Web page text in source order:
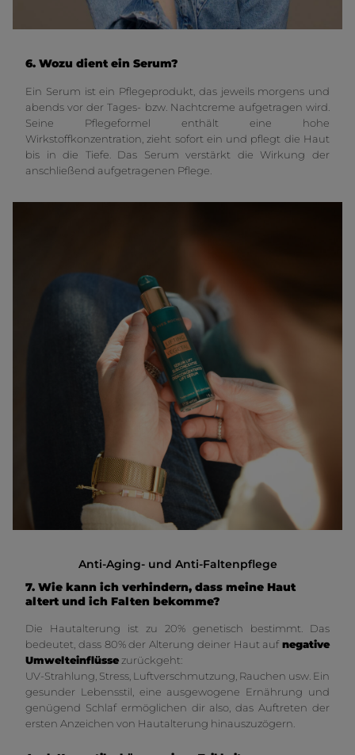
6. Wozu dient ein Serum?
Ein Serum ist ein Pflegeprodukt, das jeweils morgens und
abends vor der Tages- bzw. Nachtcreme aufgetragen wird.
Seine Pflegeformel enthält eine hohe
Wirkstoffkonzentration, zieht sofort ein und pflegt die Haut
bis in die Tiefe. Das Serum verstärkt die Wirkung der
anschließend aufgetragenen Pflege.
Anti-Aging- und Anti-Faltenpflege
7. Wie kann ich verhindern, dass meine Haut
altert und ich Falten bekomme?
Die Hautalterung ist zu 20% genetisch bestimmt. Das
bedeutet, dass 80% der Alterung deiner Haut aufnegative
Umwelteinflüssezurückgeht:
UV-Strahlung, Stress, Luftverschmutzung, Rauchen usw. Ein
gesunder Lebensstil, eine ausgewogene Ernährung und
genügend Schlaf ermöglichen dir also, das Auftreten der
ersten Anzeichen von Hautalterung hinauszuzögern.